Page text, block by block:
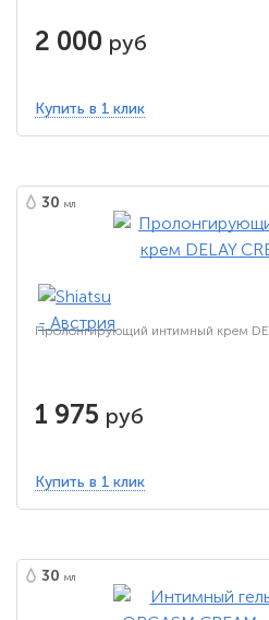
2 000 руб
Купить в 1 клик
30 мл
Пролонгирующий интимный крем
1 975 руб
Купить в 1 клик
30 мл